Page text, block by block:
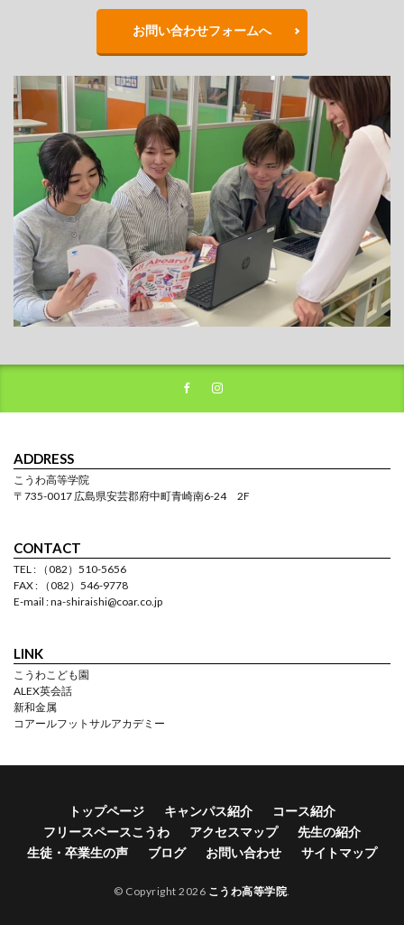
お問い合わせフォームへ
ADDRESS
こうわ高等学院
〒735-0017 広島県安芸郡府中町青崎南6-24 2F
CONTACT
TEL : （082）510-5656
FAX : （082）546-9778
E-mail : na-shiraishi@coar.co.jp
LINK
こうわこども園
ALEX英会話
新和金属
コアールフットサルアカデミー
トップページ キャンパス紹介
コース紹介
フリースペースこうわ
アクセスマップ
先生の紹介
生徒・卒業生の声
ブログ お問い合わせ サイトマップ
© Copyright 2026 こうわ高等学院.